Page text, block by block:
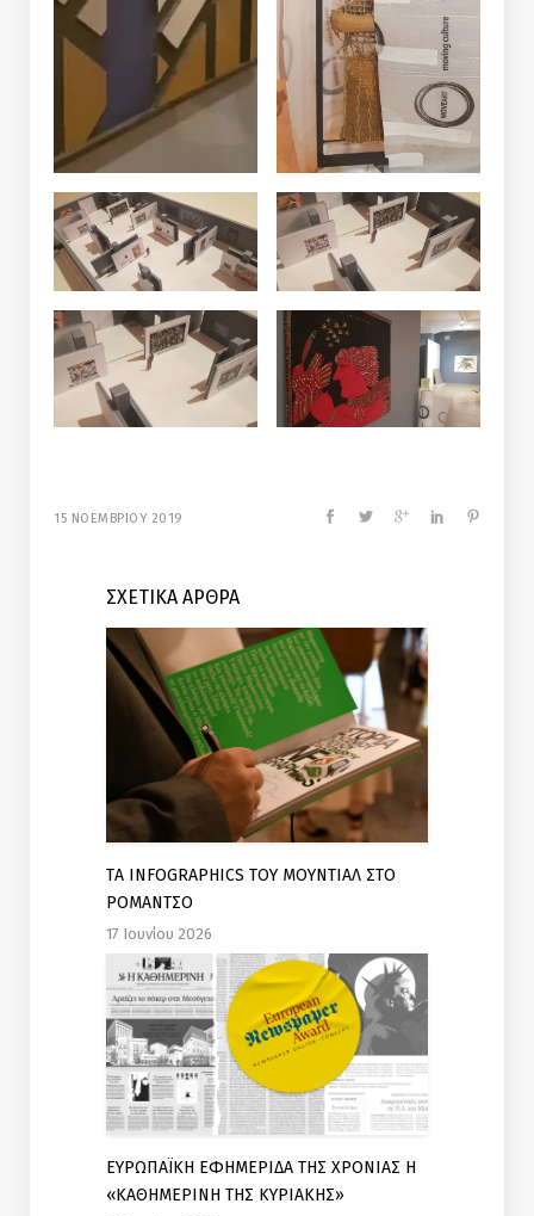
15 ΝΟΕΜΒΡΙΟΥ 2019
ΣΧΕΤΙΚΑ ΑΡΘΡΑ
TΑ INFOGRAPHICS ΤΟΥ ΜΟΥΝΤΙΑΛ ΣΤΟ
ΡΟΜΑΝΤΣΟ
17 Ιουνίου 2026
ΕΥΡΩΠΑΪΚΗ ΕΦΗΜΕΡΙΔΑ ΤΗΣ ΧΡΟΝΙΑΣ Η
«ΚΑΘΗΜΕΡΙΝΗ ΤΗΣ ΚΥΡΙΑΚΗΣ»